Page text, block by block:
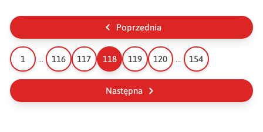
Poprzednia
1 ... 116 117 118 119 120 ... 154
Następna